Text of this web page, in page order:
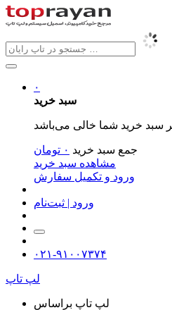
۰
سبد خرید
جمع سبد خرید ۰ تومان
مشاهده سبد خرید
ورود و تکمیل سفارش
ورود | ثبت‌نام
۰۲۱-۹۱۰۰۷۳۷۴
لپ تاپ
لپ تاپ براساس